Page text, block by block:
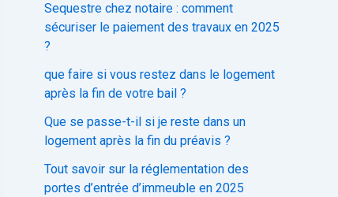
Sequestre chez notaire : comment
sécuriser le paiement des travaux en 2025
?
que faire si vous restez dans le logement
après la fin de votre bail ?
Que se passe-t-il si je reste dans un
logement après la fin du préavis ?
Tout savoir sur la réglementation des
portes d’entrée d’immeuble en 2025